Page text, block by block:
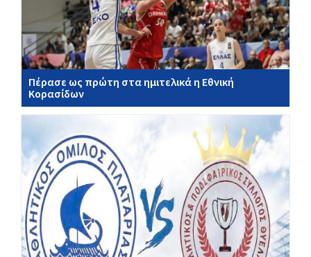
Πέρασε ως πρώτη στα ημιτελικά η Εθνική
Κορασίδων